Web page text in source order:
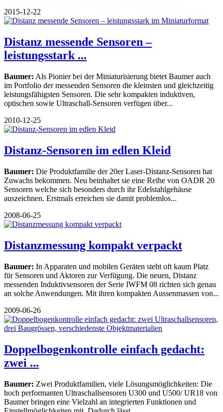
2015-12-22
Distanz messende Sensoren –
leistungsstark ...
Baumer: Als Pionier bei der Miniaturisierung bietet Baumer auch
im Portfolio der messenden Sensoren die kleinsten und gleichzeitig
leistungsfähigsten Sensoren. Die sehr kompakten induktiven,
optischen sowie Ultraschall-Sensoren verfügen über...
2010-12-25
Distanz-Sensoren im edlen Kleid
Baumer: Die Produktfamilie der 20er Laser-Distanz-Sensoren hat
Zuwachs bekommen. Neu beinhaltet sie eine Reihe von OADR 20
Sensoren welche sich besonders durch ihr Edelstahlgehäuse
auszeichnen. Erstmals erreichen sie damit problemlos...
2008-06-25
Distanzmessung kompakt verpackt
Baumer: In Apparaten und mobilen Geräten steht oft kaum Platz
für Sensoren und Aktoren zur Verfügung. Die neuen, Distanz
messenden Induktivsensoren der Serie IWFM 08 richten sich genau
an solche Anwendungen. Mit ihren kompakten Aussenmassen von...
2009-06-26
Doppelbogenkontrolle einfach gedacht:
zwei ...
Baumer: Zwei Produktfamilien, viele Lösungsmöglichkeiten: Die
hoch performanten Ultraschallsensoren U300 und U500/ UR18 von
Baumer bringen eine Vielzahl an integrierten Funktionen und